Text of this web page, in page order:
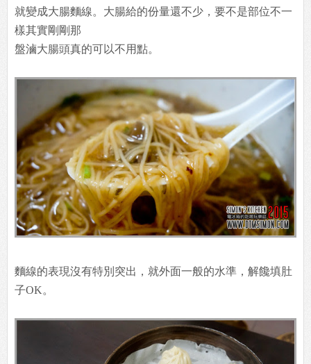
就變成大腸麵線。大腸給的份量還不少，要不是部位不一
樣其實剛剛那
盤滷大腸頭真的可以不用點。
麵線的表現沒有特別突出，就外面一般的水準，解饞填肚
子OK。